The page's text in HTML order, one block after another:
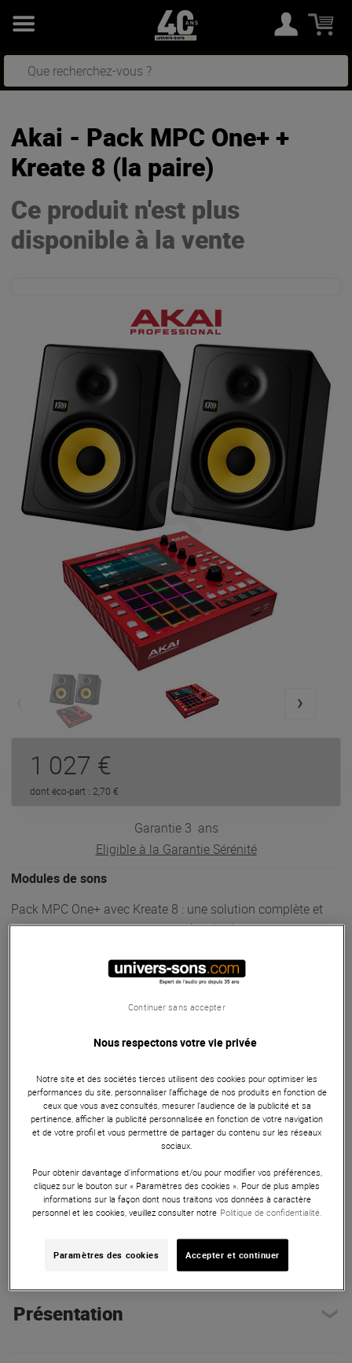
Akai - Pack MPC One+ +
Kreate 8 (la paire)
Ce produit n'est plus
disponible à la vente
1 027 €
dont éco-part : 2,70 €
Garantie 3 ans
Eligible à la Garantie Sérénité
Modules de sons
Pack MPC One+ avec Kreate 8 : une solution complète et
autonome pour composer, sampler et mixer avec
tandis que les enceintes KRK Kreate 8 assurent un rendu
sonore précis et percutant grâce à leur woofer 8" bi-
Autres Caractéristiques | Présentation
Composition du package
Présentation
Nous respectons votre vie privée
Notre site et des sociétés tierces utilisent des cookies pour optimiser les
performances du site, personnaliser l’affichage de nos produits en fonction de
ceux que vous avez consultés, mesurer l'audience de la publicité et sa
pertinence, afficher la publicité personnalisée en fonction de votre navigation
et de votre profil et vous permettre de partager du contenu sur les réseaux
sociaux.
Pour obtenir davantage d'informations et/ou pour modifier vos préférences,
cliquez sur le bouton sur « Paramètres des cookies ». Pour de plus amples
informations sur la façon dont nous traitons vos données à caractère
personnel et les cookies, veuillez consulter notre Politique de confidentialité.
Paramètres des cookies Accepter et continuer
Continuer sans accepter